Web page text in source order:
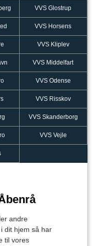
VVS Glostrup
VVS Horsens
VVS Kliplev
VVS Middelfart
VVS Odense
VVS Risskov
VVS Skanderborg
VVS Vejle
andre
dit hjem så har
til vores